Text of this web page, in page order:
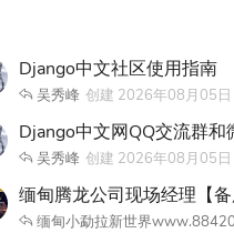
Django中文社区使用指南
吴秀峰 创建 2026年08月05日
Django中文网QQ交流群和
吴秀峰 创建 2026年08月05日
缅甸腾龙公司现场经理【
缅甸小勐拉新世界